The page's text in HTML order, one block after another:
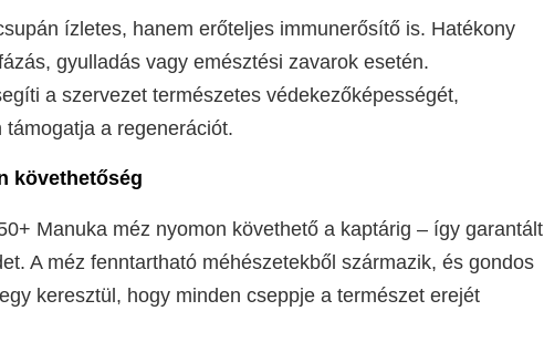
ízletes, hanem erőteljes immunerősítő is. Hatékony
gyulladás vagy emésztési zavarok esetén.
a szervezet természetes védekezőképességét,
a regenerációt.
követhetőség
Manuka méz nyomon követhető a kaptárig – így garantált
A méz fenntartható méhészetekből származik, és gondos
keresztül, hogy minden cseppje a természet erejét